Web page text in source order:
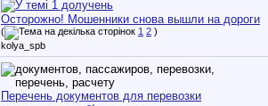
Осторожно! Мошенники снова вышли на дороги
( 1 2 )
kolya_spb
Перечень документов для перевозки